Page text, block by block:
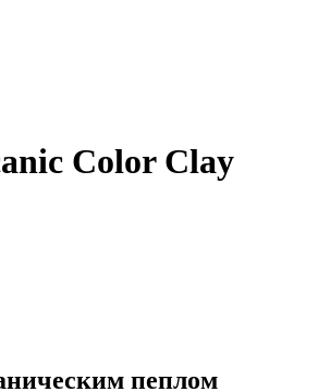
Color Clay
пеплом